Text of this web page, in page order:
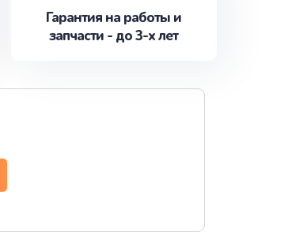
Гарантия на работы и
запчасти - до 3-х лет